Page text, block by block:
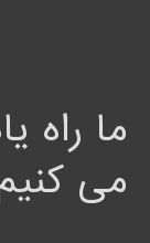
ما راه
می